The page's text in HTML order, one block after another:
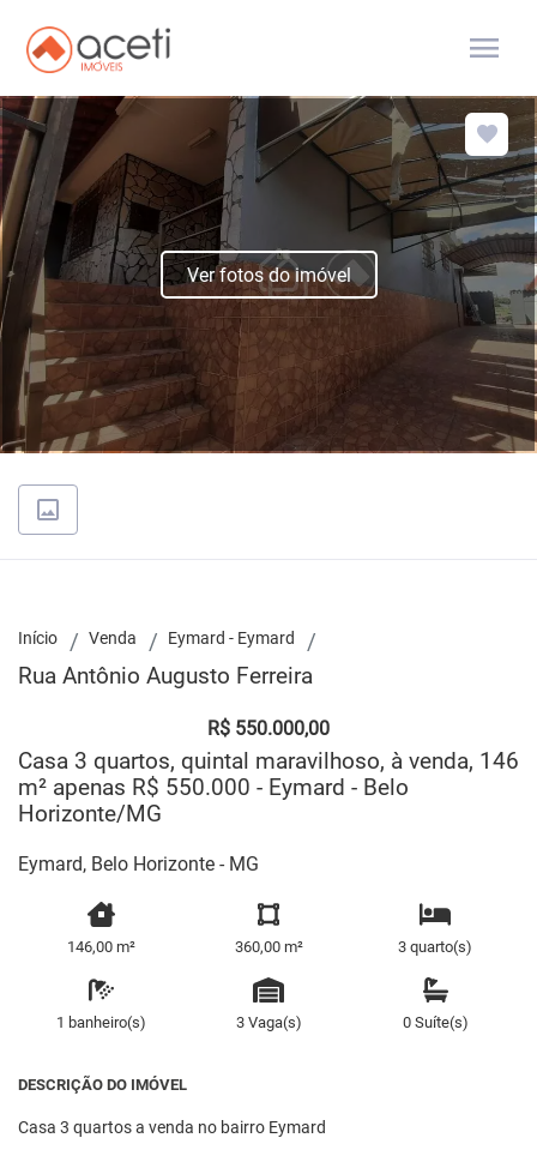
menu
Ver fotos do imóvel
Início Venda Eymard - Eymard
Rua Antônio Augusto Ferreira
R$ 550.000,00
Casa 3 quartos, quintal maravilhoso, à venda, 146
m² apenas R$ 550.000 - Eymard - Belo
Horizonte/MG
Eymard, Belo Horizonte - MG
146,00 m² 360,00 m² 3 quarto(s)
1 banheiro(s) 3 Vaga(s) 0 Suíte(s)
DESCRIÇÃO DO IMÓVEL
Casa 3 quartos a venda no bairro Eymard